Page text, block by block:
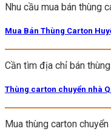
Nhu cầu mua bán thùng
Mua Bán Thùng Carton
Cần tìm địa chỉ bán
Thùng carton chuyển nhà
Mua thùng carton